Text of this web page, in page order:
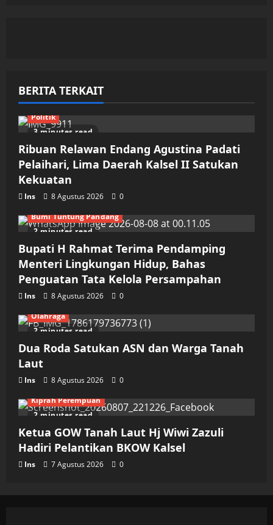
BERITA TERKAIT
3 minutes read
Politik
Ribuan Relawan Endang Agustina Padati
Pelaihari, Lima Daerah Kalsel II Satukan
Kekuatan
Ins 8 Agustus 2026 0
2 minutes read
Bumi Tuntung Pandang
Bupati H Rahmat Terima Pendamping
Menteri Lingkungan Hidup, Bahas
Penguatan Tata Kelola Persampahan
Ins 8 Agustus 2026 0
2 minutes read
Olahraga
Dua Roda Satukan ASN dan Warga Tanah
Laut
Ins 8 Agustus 2026 0
2 minutes read
Kiprah Perempuan
Ketua GOW Tanah Laut Hj Wiwi Zazuli
Hadiri Pelantikan BKOW Kalsel
Ins 7 Agustus 2026 0